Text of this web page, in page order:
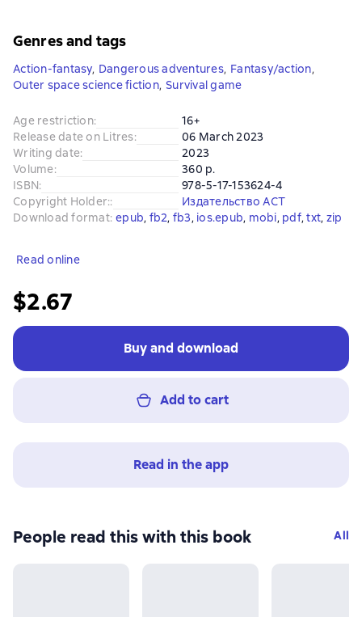
Genres and tags
Action-fantasy, Dangerous adventures, Fantasy/action,
Outer space science fiction, Survival game
Age restriction:
16+
Release date on Litres:
06 March 2023
Writing date:
2023
Volume:
360 p.
ISBN:
978-5-17-153624-4
Copyright Holder::
Издательство АСТ
Download format: epub, fb2, fb3, ios.epub, mobi, pdf, txt, zip
Read online
$2.67
Buy and download
Add to cart
Read in the app
People read this with this book All